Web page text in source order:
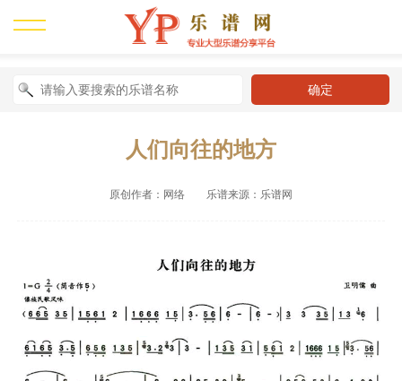
人们向往的地方
原创作者：网络 乐谱来源：乐谱网